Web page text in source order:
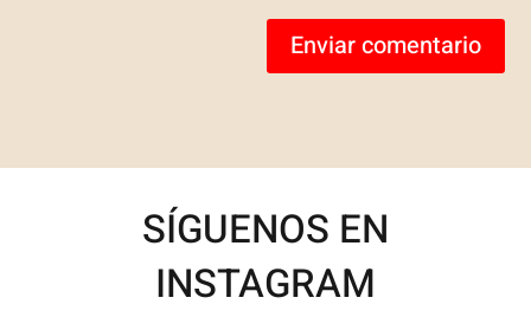
Enviar comentario
SÍGUENOS EN
INSTAGRAM